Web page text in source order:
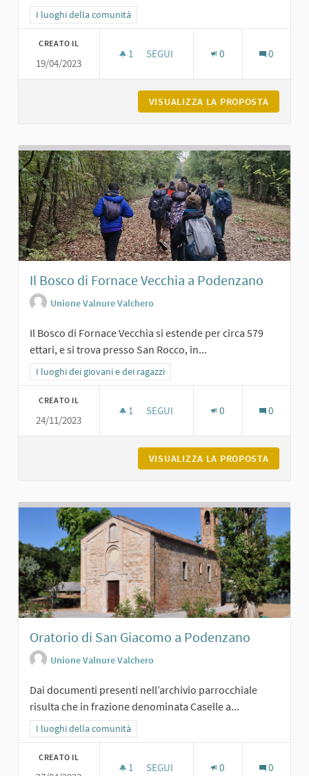
Filtra i risultati per categoria: I luoghi della comunità
I luoghi della comunità
CREATO IL
19/04/2023
1 1 SOSTENITORI
SEGUI 0 0
VISUALIZZA LA PROPOSTA
Il Bosco di Fornace Vecchia a Podenzano
Unione Valnure Valchero
Il Bosco di Fornace Vecchia si estende per circa 579
ettari, e si trova presso San Rocco, in...
Filtra i risultati per categoria: I luoghi dei giovani e dei ragazzi
I luoghi dei giovani e dei ragazzi
CREATO IL
24/11/2023
1 1 SOSTENITORI
SEGUI 0 0
VISUALIZZA LA PROPOSTA
Oratorio di San Giacomo a Podenzano
Unione Valnure Valchero
Dai documenti presenti nell’archivio parrocchiale
risulta che in frazione denominata Caselle a...
Filtra i risultati per categoria: I luoghi della comunità
I luoghi della comunità
CREATO IL
1 1 SOSTENITORI
SEGUI 0 0